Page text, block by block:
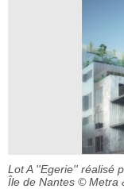
Lot A ''Egerie'' réalisé
Île de Nantes © Metra